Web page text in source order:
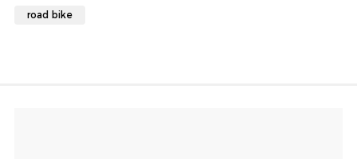
road bike